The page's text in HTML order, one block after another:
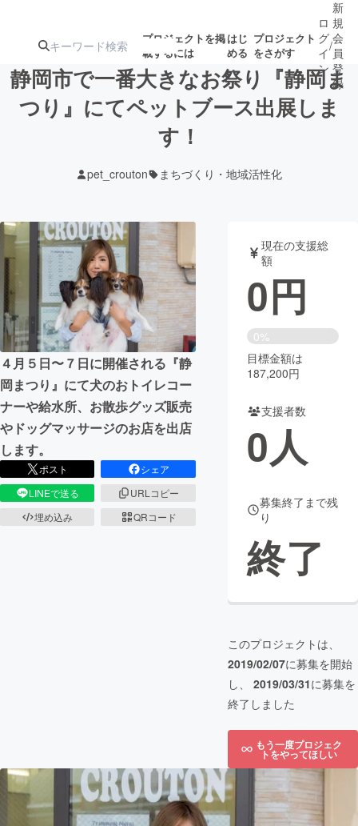
プロジェクトを掲
載するには
はじ
める
プロジェクト
をさがす
注目の新着プロ
テクノロジー・ガジェット
映像・映画 書籍・雑誌
ビジネス・起業 チャレンジ
まちづくり・地域活性化
CAMPFIRE for Social Good
CAMPFIRE Creation
CAMPFIREふるさと納税machi-ya コミュニティ
ロ
グ
イ
ン
/
新
規
会
員
登
録
静岡市で一番大きなお祭り『静岡ま
つり』にてペットブース出展しま
す！
pet_crouton まちづくり・地域活性化
４月５日〜７日に開催される『静
岡まつり』にて犬のおトイレコー
ナーや給水所、お散歩グッズ販売
やドッグマッサージのお店を出店
します。
ポスト
シェア
LINEで送る
URLコピー
埋め込み
QRコード
現在の支援総
額
0円
0%
目標金額は
187,200円
支援者数
0人
募集終了まで残
り
終了
このプロジェクトは、
2019/02/07に募集を開始
し、 2019/03/31に募集を
終了しました
もう一度プロジェク
トをやってほしい